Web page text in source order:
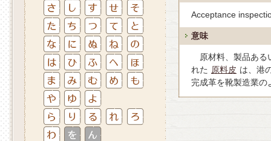
Acceptance
意味
原材料、製品ある
れた 原料皮 は、港
完成革を靴製造業